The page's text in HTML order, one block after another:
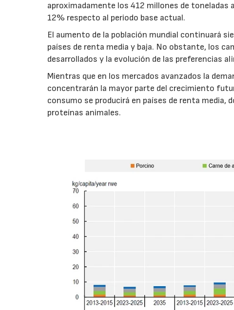
aproximadamente los 412 millones de toneladas
12% respecto al periodo base actual.
El aumento de la población mundial continuará
países de renta media y baja. No obstante, los
desarrollados y la evolución de las preferencias
Mientras que en los mercados avanzados la
concentrarán la mayor parte del crecimiento
consumo se producirá en países de renta media,
proteínas animales.